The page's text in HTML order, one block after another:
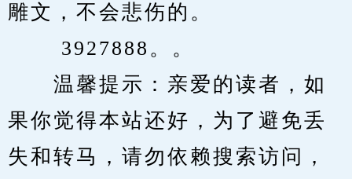
雕文，不会悲伤的。
3927888。。
温馨提示：亲爱的读者，如
果你觉得本站还好，为了避免丢
失和转马，请勿依赖搜索访问，